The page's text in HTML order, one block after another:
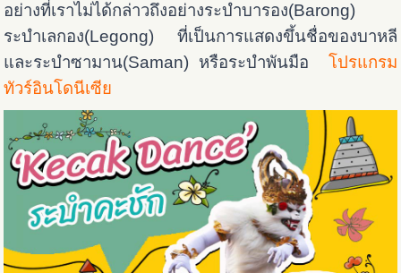
อย่างที่เราไม่ได้กล่าวถึงอย่างระบำบารอง(Barong)
ระบำเลกอง(Legong) ที่เป็นการแสดงขึ้นชื่อของบาหลี
และระบำซามาน(Saman) หรือระบำพันมือ โปรแกรม
ทัวร์อินโดนีเซีย